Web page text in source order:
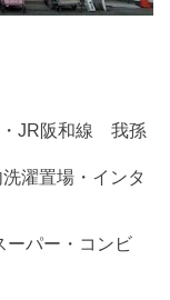
JR阪和線 我孫
濯置場・インタ
ーパー・コンビ